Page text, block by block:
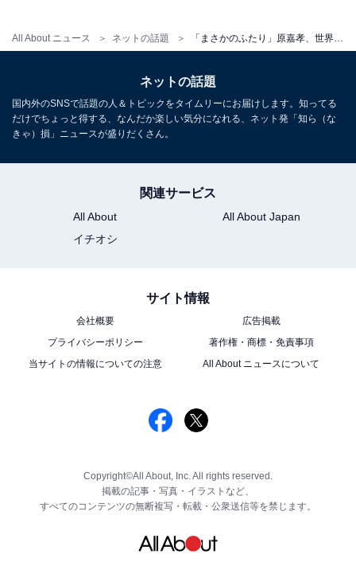
All About ニュース ネットの話題 「まさかのふたり」原嘉孝、世界的俳優とツーショット！「一瞬理解できなかった」「ビックリしました」
ネットの話題
国内外のSNSで話題の人＆トピックをタイムリーにお届けします。知ってる
だけでちょっと得する、なんだか楽しい気分になれる、ネット発「知ら（な
きゃ）損」ニュースが盛りだくさん。
関連サービス
All About
All About Japan
イチオシ
サイト情報
会社概要
広告掲載
プライバシーポリシー
著作権・商標・免責事項
当サイトの情報についての注意
All About ニュースについて
Copyright©All About, Inc. All rights reserved.
掲載の記事・写真・イラストなど、
すべてのコンテンツの無断複写・転載・公衆送信等を禁じます。